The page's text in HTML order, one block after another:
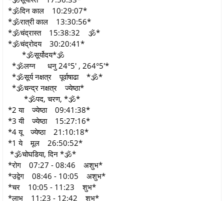
*🕉दिन काल 10:29:07*
*🕉रात्री काल 13:30:56*
*🕉चंद्रास्त 15:38:32 🕉*
*🕉चंद्रोदय 30:20:41*
*🕉सूर्योदय*🕉
*🕉लग्न धनु 24°5' , 264°5'*
*🕉सूर्य नक्षत्र पूर्वाषाढा *🕉*
*🕉चन्द्र नक्षत्र ज्येष्ठा*
*🕉पद, चरण, *🕉*
*2 या ज्येष्ठा 09:41:38*
*3 यी ज्येष्ठा 15:27:16*
*4 यू ज्येष्ठा 21:10:18*
*1 ये मूल 26:50:52*
*🕉चोघडिया, दिन *🕉*
*रोग 07:27 - 08:46 अशुभ*
*उद्वेग 08:46 - 10:05 अशुभ*
*चर 10:05 - 11:23 शुभ*
*लाभ 11:23 - 12:42 शुभ*